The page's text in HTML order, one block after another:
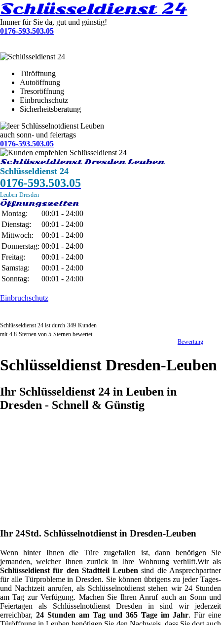
Schlüsseldienst 24
Immer für Sie da, gut und günstig!
0176-593.503.05
Türöffnung
Autoöffnung
Tresoröffnung
Einbruchschutz
Sicherheitsberatung
Schlüsselnotdienst Leuben
auch sonn- und feiertags
0176-593.503.05
Schlüsseldienst Dresden Leuben
Schlüsseldienst 24
0176-593.503.05
Leuben Dresden
Öffnungszeiten
Montag:
00:01 - 24:00
Dienstag:
00:01 - 24:00
Mittwoch:
00:01 - 24:00
Donnerstag: 00:01 - 24:00
Freitag:
00:01 - 24:00
Samstag:
00:01 - 24:00
Sonntag:
00:01 - 24:00
Einbruchschutz
Schlüsseldienst 24 ist durch 349 Kunden
mit 4.8 Sternen von 5 Sternen bewertet.
Bewertung
Schlüsseldienst Dresden-Leuben
Ihr Schlüsseldienst 24 in Leuben in
Dresden - Schnell & Günstig
Ihr 24Std. Schlüsselnotdienst in Dresden-Leuben
Wenn hinter Ihnen die Türe zugefallen ist, dann benötigen Sie
jemanden, welcher Ihnen zurück in Ihre Wohnung verhilft.Wir als
Schlüsseldienst für den Stadtteil Leuben sind die Ansprechpartner
für alle Türprobleme in Dresden. Sie können übrigens zu jeder Tages-
und Nachtzeit anrufen, als Schlüsselnotdienst stehen wir 24 Stunden
am Tag zur Verfügung. Machen Sie Ihren Anruf auch an Sonn und
Feiertagen als Schlüsselnotdienst Dresden in sind wir jederzeit
erreichbar, 24 Stunden am Tag und 365 Tage im Jahr. Für eine